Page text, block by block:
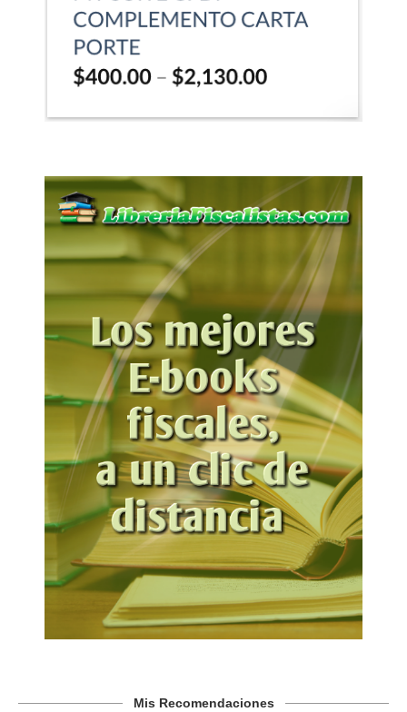
Mis Recomendaciones